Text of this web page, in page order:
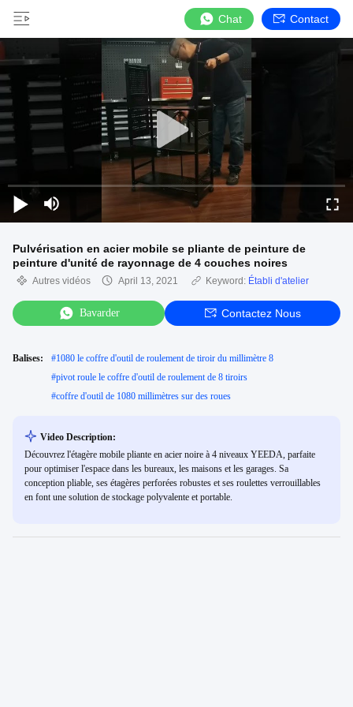
Chat Contact
Pulvérisation en acier mobile se pliante de peinture de
peinture d'unité de rayonnage de 4 couches noires
Autres vidéos April 13, 2021 Keyword: Établi d'atelier
Bavarder Contactez Nous
Balises: #1080 le coffre d'outil de roulement de tiroir du millimètre 8
#pivot roule le coffre d'outil de roulement de 8 tiroirs
#coffre d'outil de 1080 millimètres sur des roues
Video Description:
Découvrez l'étagère mobile pliante en acier noire à 4 niveaux YEEDA, parfaite
pour optimiser l'espace dans les bureaux, les maisons et les garages. Sa
conception pliable, ses étagères perforées robustes et ses roulettes verrouillables
en font une solution de stockage polyvalente et portable.